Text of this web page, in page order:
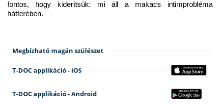
fontos, hogy kiderítsük: mi áll a makacs intimprobléma
hátterében.
Megbízható magán szülészet
T-DOC applikáció - iOS
T-DOC applikáció - Android